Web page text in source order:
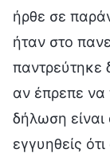
ήρθε σε
ήταν στο
παντρεύτηκε
αν έπρεπε να
δήλωση
εγγυηθείς